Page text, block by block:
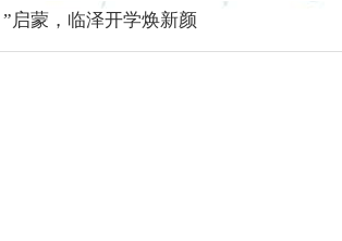
启蒙，临泽开学焕新颜